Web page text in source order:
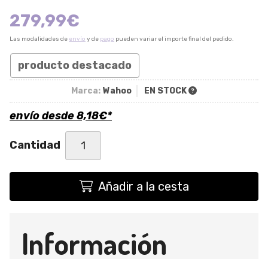
279,99€
Las modalidades de envío y de pago pueden variar el importe final del pedido.
producto destacado
Marca: Wahoo EN STOCK
envío desde8,18€*
Cantidad
Añadir a la cesta
Información